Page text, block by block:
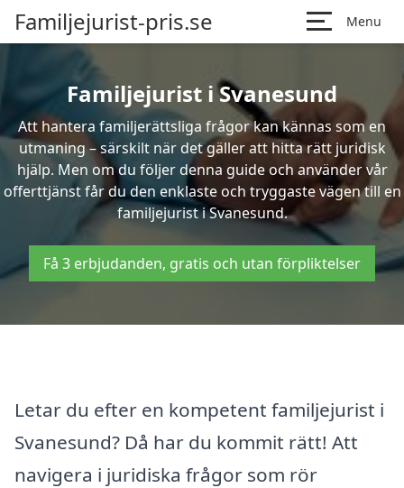
Familjejurist-pris.se Menu
Familjejurist i Svanesund
Att hantera familjerättsliga frågor kan kännas som en
utmaning – särskilt när det gäller att hitta rätt juridisk
hjälp. Men om du följer denna guide och använder vår
offerttjänst får du den enklaste och tryggaste vägen till en
familjejurist i Svanesund.
Få 3 erbjudanden, gratis och utan förpliktelser
Letar du efter en kompetent familjejurist i
Svanesund? Då har du kommit rätt! Att
navigera i juridiska frågor som rör